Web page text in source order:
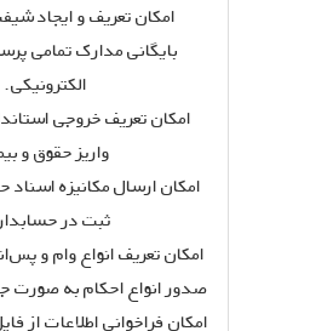
امکان تعریف و ایجاد
بایگانی مدارک تمامی
الکترونیکی.
امکان تعریف خروجی
واریز حقوق و
امکان ارسال مکانیزه اسناد
ثبت در
امکان تعریف انواع وام و
صدور انواع احکام به صورت
امکان فراخوانی اطلاعات از